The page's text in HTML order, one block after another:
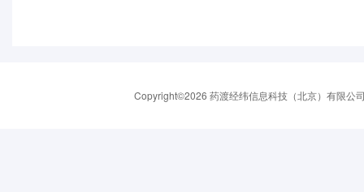
Copyright©2026 药渡经纬信息科技（北京）有限公